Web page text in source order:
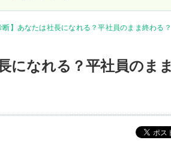
断】あなたは社長になれる？平社員のまま終わる？
になれる？平社員のまま